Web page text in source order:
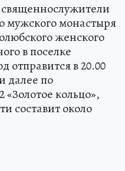
мужского монастыря
женского
в поселке
отправится в 20.00
далее по
«Золотое кольцо»,
составит около